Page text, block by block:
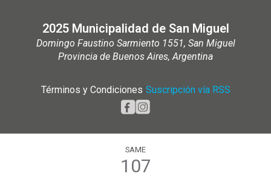
2025 Municipalidad de San Miguel
Domingo Faustino Sarmiento 1551, San Miguel
Provincia de Buenos Aires, Argentina
Términos y Condiciones Suscripción vía RSS
SAME
107